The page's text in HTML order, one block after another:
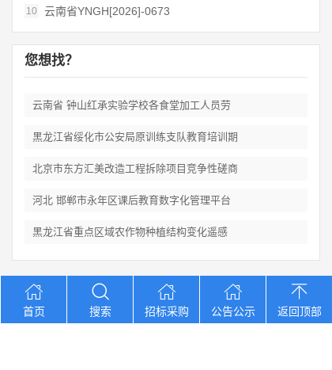
10 云南省YNGH[2026]-0673
您想找？
云南省 钟山红承实验学校各食堂加工人员劳
黑龙江省绥化市公安局原训练支队教育培训期
北京市东方汇美改造工程拆除项目竞争性磋商
河北 邯郸市永年区课后教育数字化管理平台
黑龙江省重点区域农作物种植结构变化遥感
Copyright © 2012-2026 中招招标网 版权所有 网站备案号：京
ICP备2023026371号-2
首页 搜索 招标采购 公告公示 返回顶部